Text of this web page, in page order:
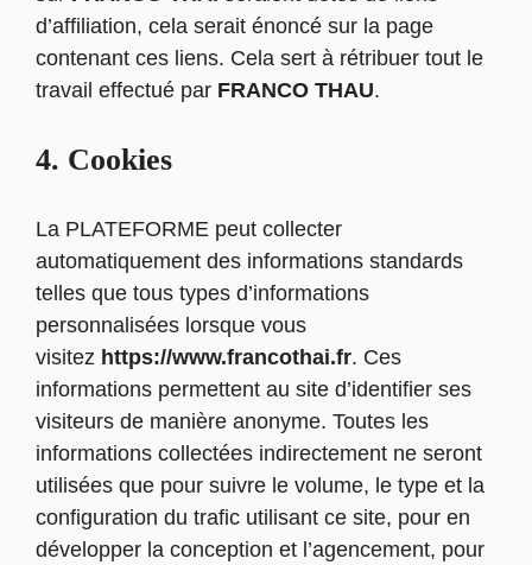
d’affiliation, cela serait énoncé sur la page
contenant ces liens. Cela sert à rétribuer tout le
travail effectué par FRANCO THAU.
4. Cookies
La PLATEFORME peut collecter
automatiquement des informations standards
telles que tous types d’informations
personnalisées lorsque vous
visitez https://www.francothai.fr. Ces
informations permettent au site d’identifier ses
visiteurs de manière anonyme. Toutes les
informations collectées indirectement ne seront
utilisées que pour suivre le volume, le type et la
configuration du trafic utilisant ce site, pour en
développer la conception et l’agencement, pour